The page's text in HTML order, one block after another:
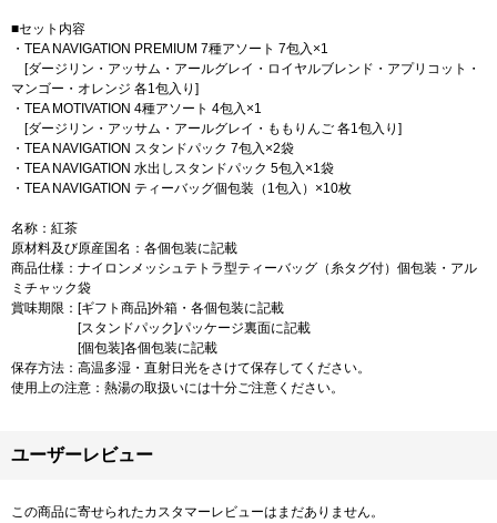
■セット内容
・TEA NAVIGATION PREMIUM 7種アソート 7包入×1
[ダージリン・アッサム・アールグレイ・ロイヤルブレンド・アプリコット・
マンゴー・オレンジ 各1包入り]
・TEA MOTIVATION 4種アソート 4包入×1
[ダージリン・アッサム・アールグレイ・ももりんご 各1包入り]
・TEA NAVIGATION スタンドパック 7包入×2袋
・TEA NAVIGATION 水出しスタンドパック 5包入×1袋
・TEA NAVIGATION ティーバッグ個包装（1包入）×10枚
名称：紅茶
原材料及び原産国名：各個包装に記載
商品仕様：ナイロンメッシュテトラ型ティーバッグ（糸タグ付）個包装・アル
ミチャック袋
賞味期限：[ギフト商品]外箱・各個包装に記載
[スタンドパック]パッケージ裏面に記載
[個包装]各個包装に記載
保存方法：高温多湿・直射日光をさけて保存してください。
使用上の注意：熱湯の取扱いには十分ご注意ください。
ユーザーレビュー
この商品に寄せられたカスタマーレビューはまだありません。